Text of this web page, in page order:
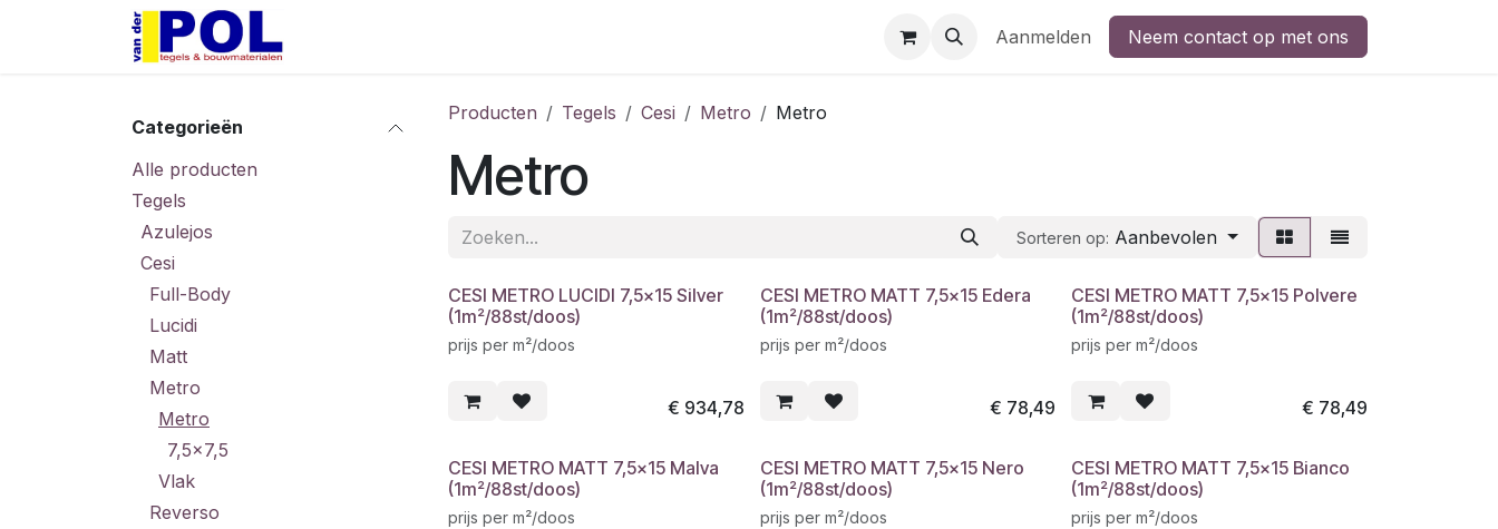
Overslaan naar inhoud
Aanmelden Neem contact op met ons
Categorieën
Alle producten
Tegels
Azulejos
Cesi
Full-Body
Lucidi
Matt
Metro
Metro
7,5x7,5
Vlak
Reverso
Producten Tegels Cesi Metro Metro
Metro
Sorteren op: Aanbevolen
CESI METRO LUCIDI 7,5x15 Silver
(1m²/88st/doos)
prijs per m²/doos
€ 934,78
CESI METRO MATT 7,5x15 Edera
(1m²/88st/doos)
prijs per m²/doos
€ 78,49
CESI METRO MATT 7,5x15 Polvere
(1m²/88st/doos)
prijs per m²/doos
€ 78,49
CESI METRO MATT 7,5x15 Malva
(1m²/88st/doos)
prijs per m²/doos
CESI METRO MATT 7,5x15 Nero
(1m²/88st/doos)
prijs per m²/doos
CESI METRO MATT 7,5x15 Bianco
(1m²/88st/doos)
prijs per m²/doos